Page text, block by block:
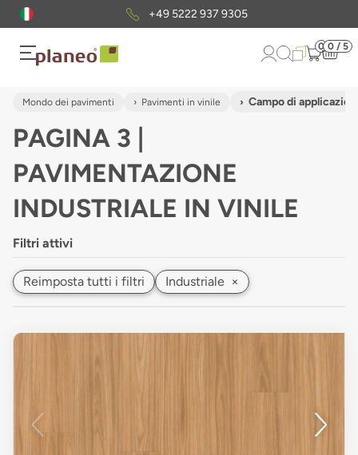
Pacchetto di campionigratuiti
0 0 / 5
Mondo dei pavimenti Pavimenti in vinile Campo di
PAGINA 3 |
PAVIMENTAZIONE
INDUSTRIALE IN VINILE
Filtri attivi
Reimposta tutti i filtri Industriale ×